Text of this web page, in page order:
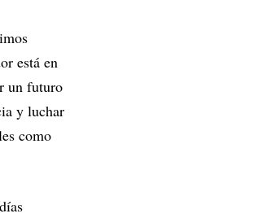
está en
un futuro
y luchar
como